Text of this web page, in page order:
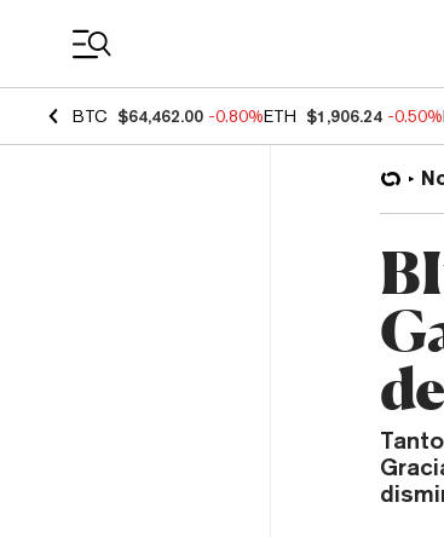
BTC $64,462.00 -0.80%ETH $1,906.24 -0.50%